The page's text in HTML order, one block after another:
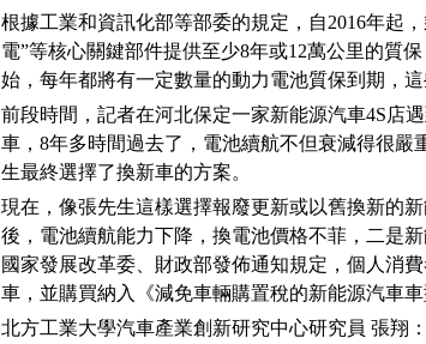
根據工業和資訊化部等部委的規定，自2016年起
電”等核心關鍵部件提供至少8年或12萬公里的質
始，每年都將有一定數量的動力電池質保到期，
前段時間，記者在河北保定一家新能源汽車4S店
車，8年多時間過去了，電池續航不但衰減得很
生最終選擇了換新車的方案。
現在，像張先生這樣選擇報廢更新或以舊換新的
後，電池續航能力下降，換電池價格不菲，二是
國家發展改革委、財政部發佈通知規定，個人消
車，並購買納入《減免車輛購置稅的新能源汽車
北方工業大學汽車產業創新研究中心研究員 張翔